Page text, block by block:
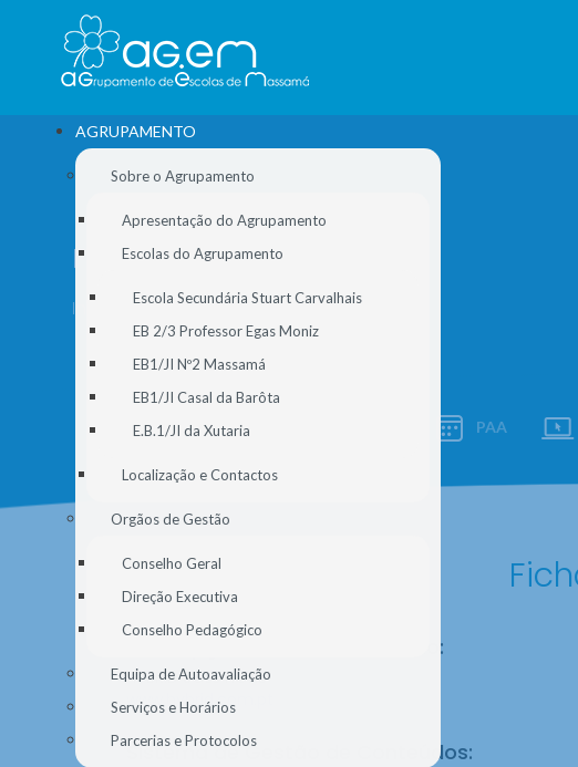
AGRUPAMENTO
Sobre o Agrupamento
Apresentação do Agrupamento
Escolas do Agrupamento
Escola Secundária Stuart Carvalhais
EB 2/3 Professor Egas Moniz
EB1/JI Nº2 Massamá
EB1/JI Casal da Barôta
E.B.1/JI da Xutaria
Localização e Contactos
Orgãos de Gestão
Conselho Geral
Direção Executiva
Conselho Pedagógico
Equipa de Autoavaliação
Serviços e Horários
Parcerias e Protocolos
FICHA TÉCNICA
Início //Ficha Técnica
PAA
Concepção e Desenvolvimento:
HYBRID SOLUTIONS
www.hybrid.com.pt
Sistema de Gestão de Conteúdos: